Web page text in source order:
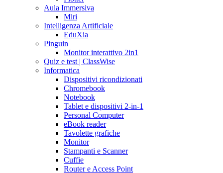
Aula Immersiva
Miri
Intelligenza Artificiale
EduXia
Pinguin
Monitor interattivo 2in1
Quiz e test | ClassWise
Informatica
Dispositivi ricondizionati
Chromebook
Notebook
Tablet e dispositivi 2-in-1
Personal Computer
eBook reader
Tavolette grafiche
Monitor
Stampanti e Scanner
Cuffie
Router e Access Point